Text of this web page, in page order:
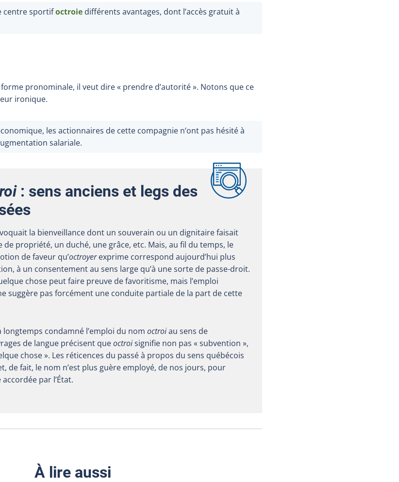
centre sportifoctroie différents avantages, dont l’accès gratuit à
pronominale, il veut dire « prendre d’autorité ». Notons que ce
ironique.
les actionnaires de cette compagnie n’ont pas hésité à
salariale.
: sens anciens et legs des
la bienveillance dont un souverain ou un dignitaire faisait
propriété, un duché, une grâce, etc. Mais, au fil du temps, le
de faveur qu’octroyerexprime correspond aujourd’hui plus
à un consentement au sens large qu’à une sorte de passe-droit.
chose peut faire preuve de favoritisme, mais l’emploi
suggère pas forcément une conduite partiale de la part de cette
longtemps condamné l’emploi du nom octroiau sens de
de langue précisent queoctroisignifie non pas « subvention »,
chose ». Les réticences du passé à propos du sens québécois
de fait, le nom n’est plus guère employé, de nos jours, pour
par l’État.
À lire aussi